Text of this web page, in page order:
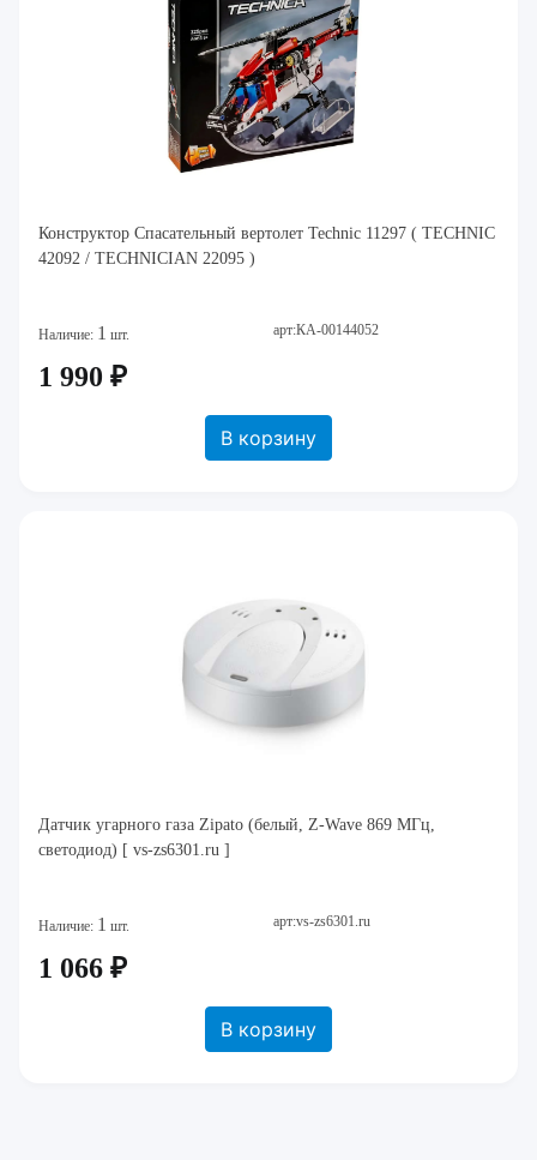
Конструктор Спасательный вертолет Technic 11297 ( TECHNIC
42092 / TECHNICIAN 22095 )
Наличие: 1 шт. арт:КА-00144052
1 990 ₽
В корзину
Датчик угарного газа Zipato (белый, Z-Wave 869 МГц,
светодиод) [ vs-zs6301.ru ]
Наличие: 1 шт. арт:vs-zs6301.ru
1 066 ₽
В корзину